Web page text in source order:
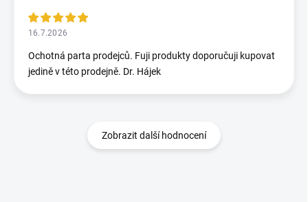
16.7.2026
Ochotná parta prodejců. Fuji produkty doporučuji kupovat
jedině v této prodejně. Dr. Hájek
Zobrazit další hodnocení